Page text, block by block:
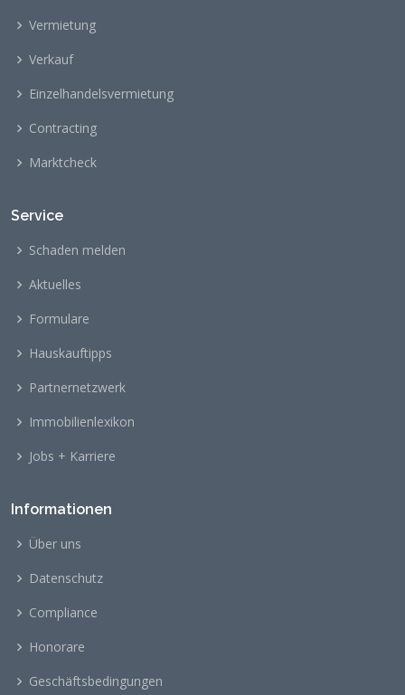
Vermietung
Verkauf
Einzelhandelsvermietung
Contracting
Marktcheck
Service
Schaden melden
Aktuelles
Formulare
Hauskauftipps
Partnernetzwerk
Immobilienlexikon
Jobs + Karriere
Informationen
Über uns
Datenschutz
Compliance
Honorare
Geschäftsbedingungen